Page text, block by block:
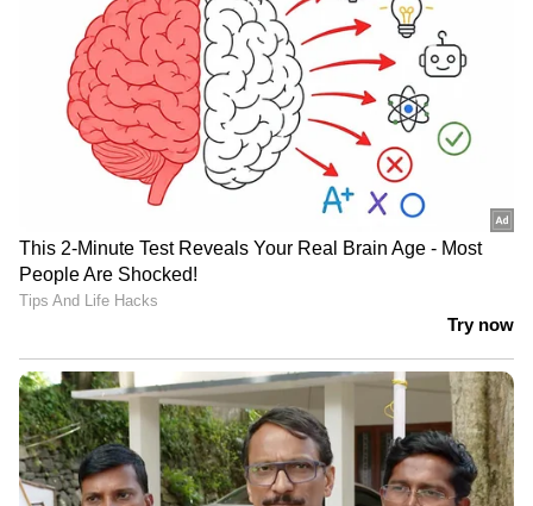
അപകടങ്ങള്‍ സംഭവിക്കുകയാണെങ്കില്‍ അഞ്ച്
ലക്ഷം രൂപ മുതല്‍ 10 ലക്ഷം രൂപ വരെയുള്ള
അധിക ഇന്‍ഷുറന്‍സ് കവറേജ് നല്‍കും